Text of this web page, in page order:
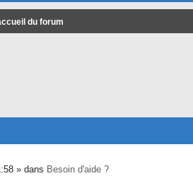
du forum
» dans Besoin d'aide ?